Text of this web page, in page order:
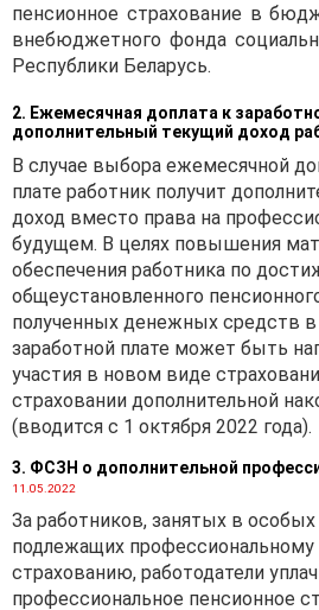
пенсионное страхование в
внебюджетного фонда
Республики Беларусь.
2. Ежемесячная доплата к
дополнительный текущий доход
В случае выбора ежемесячной
плате работник получит
доход вместо права на
будущем. В целях повышения
обеспечения работника по
общеустановленного
полученных денежных средств
заработной плате может быть
участия в новом виде
страховании дополнительной
(вводится с 1 октября 2022 года).
3. ФСЗН о дополнительной
11.05.2022
За работников, занятых в особых
подлежащих
страхованию, работодатели
профессиональное пенсионное